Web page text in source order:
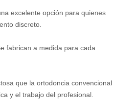
excelente opción para quienes
discreto.
fabrican a medida para cada
que la ortodoncia convencional
y el trabajo del profesional.